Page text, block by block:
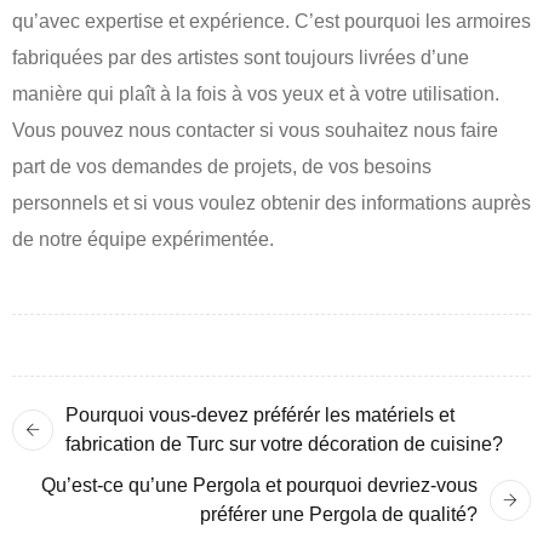
qu’avec expertise et expérience. C’est pourquoi les armoires
fabriquées par des artistes sont toujours livrées d’une
manière qui plaît à la fois à vos yeux et à votre utilisation.
Vous pouvez nous contacter si vous souhaitez nous faire
part de vos demandes de projets, de vos besoins
personnels et si vous voulez obtenir des informations auprès
de notre équipe expérimentée.
Pourquoi vous-devez préférér les matériels et
fabrication de Turc sur votre décoration de cuisine?
Qu’est-ce qu’une Pergola et pourquoi devriez-vous
préférer une Pergola de qualité?